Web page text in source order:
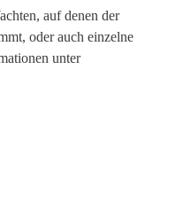
auf denen der
oder auch einzelne
unter